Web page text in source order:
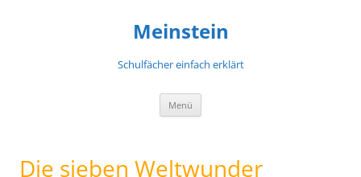
Meinstein
Schulfächer einfach erklärt
Menü
Die sieben Weltwunder